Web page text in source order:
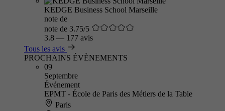
KEDGE Business School Marseille
note de
note de 3.75/5
3.8 — 177 avis
Tous les avis
PROCHAINS ÉVÈNEMENTS
09
Septembre
Événement
EPMT - École de Paris des Métiers de la Table
Paris